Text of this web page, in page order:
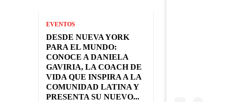
EVENTOS
DESDE NUEVA YORK
PARA EL MUNDO:
CONOCE A DANIELA
GAVIRIA, LA COACH DE
VIDA QUE INSPIRA A LA
COMUNIDAD LATINA Y
PRESENTA SU NUEVO...